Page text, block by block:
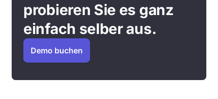
probieren Sie es ganz
einfach selber aus.
Demo buchen